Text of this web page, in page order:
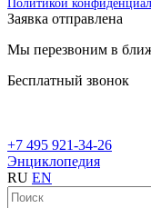
Заявка отправлена
Мы перезвоним в
Бесплатный звонок
+7 495 921-34-26
Энциклопедия
RU EN